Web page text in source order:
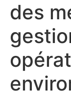
des